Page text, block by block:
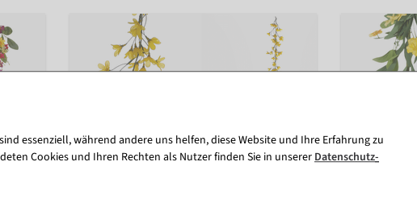
essenziell, während andere uns helfen, diese Website und Ihre Erfahrung zu
Cookies und Ihren Rechten als Nutzer finden Sie in unserer Daten­schutz­